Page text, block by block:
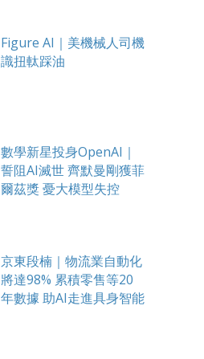
Figure AI｜美機械人司機
識扭軚踩油
數學新星投身OpenAI｜
誓阻AI滅世 齊默曼剛獲菲
爾茲獎 憂大模型失控
京東段楠｜物流業自動化
將達98% 累積零售等20
年數據 助AI走進具身智能